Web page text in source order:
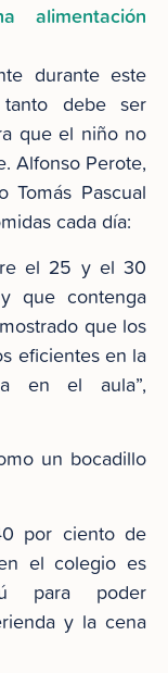
durante este
debe ser
que el niño no
Alfonso Perote,
Tomás Pascual
cada día:
el 25 y el 30
que contenga
que los
eficientes en la
en el aula”,
un bocadillo
por ciento de
el colegio es
para poder
y la cena